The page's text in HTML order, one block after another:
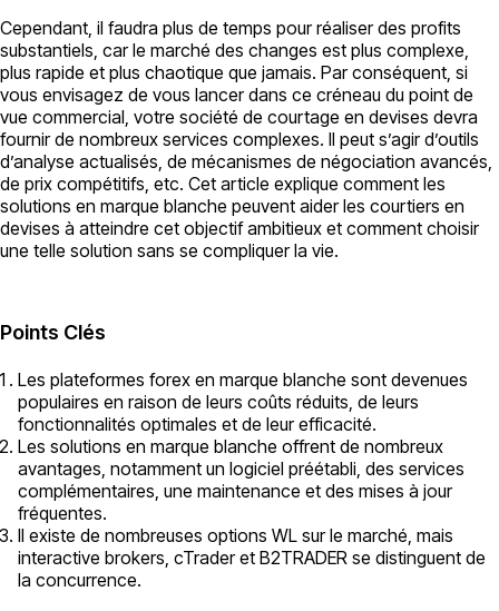
Cependant, il faudra plus de temps pour réaliser des profits
substantiels, car le marché des changes est plus complexe,
plus rapide et plus chaotique que jamais. Par conséquent, si
vous envisagez de vous lancer dans ce créneau du point de
vue commercial, votre société de courtage en devises devra
fournir de nombreux services complexes. Il peut s’agir d’outils
d’analyse actualisés, de mécanismes de négociation avancés,
de prix compétitifs, etc. Cet article explique comment les
solutions en marque blanche peuvent aider les courtiers en
devises à atteindre cet objectif ambitieux et comment choisir
une telle solution sans se compliquer la vie.
Points Clés
Les plateformes forex en marque blanche sont devenues
populaires en raison de leurs coûts réduits, de leurs
fonctionnalités optimales et de leur efficacité.
Les solutions en marque blanche offrent de nombreux
avantages, notamment un logiciel préétabli, des services
complémentaires, une maintenance et des mises à jour
fréquentes.
Il existe de nombreuses options WL sur le marché, mais
interactive brokers, cTrader et B2TRADER se distinguent de
la concurrence.